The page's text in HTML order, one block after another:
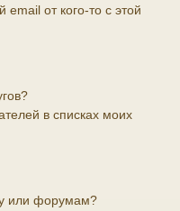
от кого-то с этой
в списках моих
или форумам?